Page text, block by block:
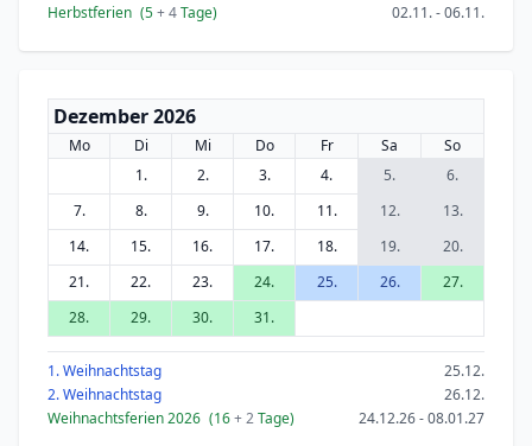
Herbstferien (5+ 4Tage) 02.11. - 06.11.
Dezember 2026
Mo Di Mi Do Fr Sa
So
1.
2. 3. 4. 5.
6.
7.
8. 9. 10. 11. 12.
13.
14.
15. 16. 17. 18. 19.
20.
21.
22. 23. 24. 25. 26.
27.
28.
29. 30. 31.
1. Weihnachtstag
25.12.
2. Weihnachtstag
26.12.
Weihnachtsferien 2026 (16+ 2Tage) 24.12.26 - 08.01.27